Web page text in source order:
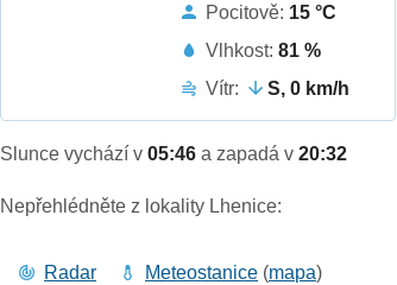
Pocitově: 15 °C
Vlhkost:81 %
Vítr:
S, 0 km/h
Slunce vychází v05:46a zapadá v20:32
Nepřehlédněte z lokality Lhenice:
Radar Meteostanice (mapa)